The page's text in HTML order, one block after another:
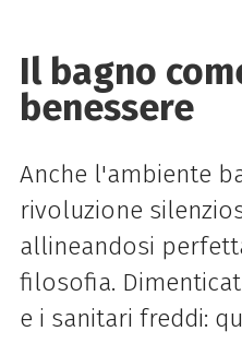
Il bagno
benessere
Anche l'ambiente
rivoluzione
allineandosi
filosofia.
e i sanitari freddi: